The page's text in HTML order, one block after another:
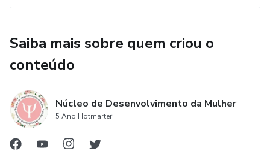
Saiba mais sobre quem criou o
conteúdo
Núcleo de Desenvolvimento da Mulher
5 Ano Hotmarter